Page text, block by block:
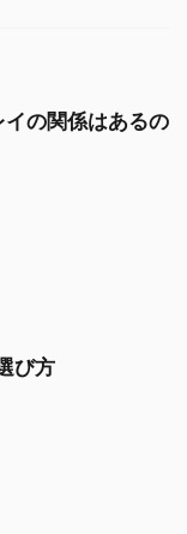
の関係はあるの
び方